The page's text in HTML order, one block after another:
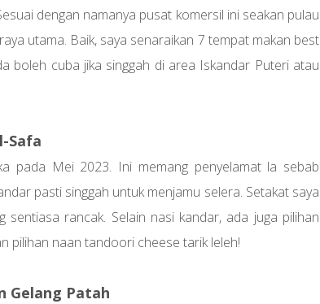
dengan namanya pusat komersil ini seakan pulau
utama. Baik, saya senaraikan 7 tempat makan best
boleh cuba jika singgah di area Iskandar Puteri atau
Safa
pada Mei 2023. Ini memang penyelamat la sebab
pasti singgah untuk menjamu selera. Setakat saya
sentiasa rancak. Selain nasi kandar, ada juga pilihan
pilihan naan tandoori cheese tarik leleh!
Gelang Patah